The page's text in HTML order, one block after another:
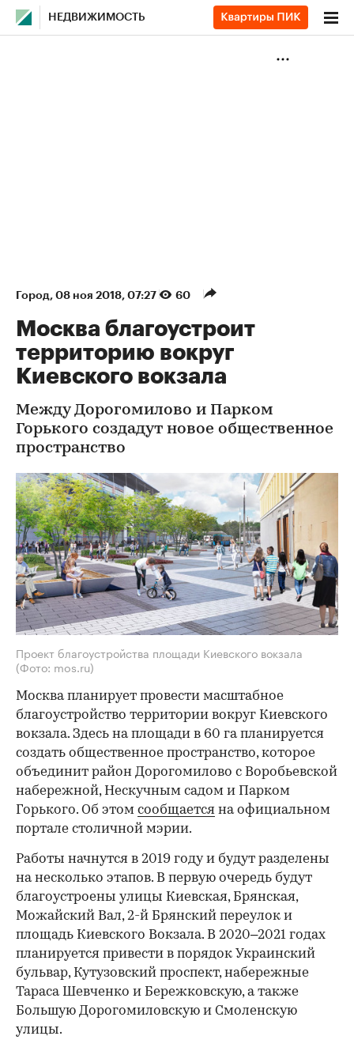
НЕДВИЖИМОСТЬ
Город⁠, 08 ноя 2018, 07:27 60
Москва благоустроит
территорию вокруг
Киевского вокзала
Между Дорогомилово и Парком
Горького создадут новое общественное
пространство
Проект благоустройства площади Киевского вокзала
(Фото: mos.ru)
Москва планирует провести масштабное
благоустройство территории вокруг Киевского
вокзала. Здесь на площади в 60 га планируется
создать общественное пространство, которое
объединит район Дорогомилово с Воробьевской
набережной, Нескучным садом и Парком
Горького. Об этом сообщается на официальном
портале столичной мэрии.
Работы начнутся в 2019 году и будут разделены
на несколько этапов. В первую очередь будут
благоустроены улицы Киевская, Брянская,
Можайский Вал, 2-й Брянский переулок и
площадь Киевского Вокзала. В 2020–2021 годах
планируется привести в порядок Украинский
бульвар, Кутузовский проспект, набережные
Тараса Шевченко и Бережковскую, а также
Большую Дорогомиловскую и Смоленскую
улицы.